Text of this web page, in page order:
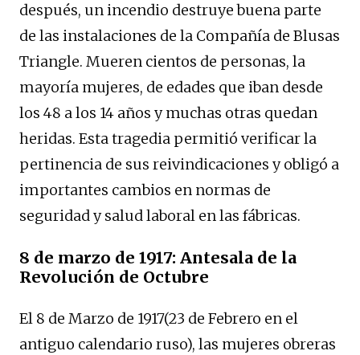
después, un incendio destruye buena parte
de las instalaciones de la Compañía de Blusas
Triangle. Mueren cientos de personas, la
mayoría mujeres, de edades que iban desde
los 48 a los 14 años y muchas otras quedan
heridas. Esta tragedia permitió verificar la
pertinencia de sus reivindicaciones y obligó a
importantes cambios en normas de
seguridad y salud laboral en las fábricas.
8 de marzo de 1917: Antesala de la
Revolución de Octubre
El 8 de Marzo de 1917(23 de Febrero en el
antiguo calendario ruso), las mujeres obreras